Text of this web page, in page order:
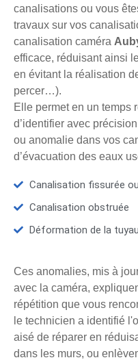
canalisations ou vous
travaux sur vos
canalisation caméra
efficace, réduisant ainsi
en évitant la réalisation
percer…).
Elle permet en un temps
d’identifier avec
ou anomalie dans vos
d’évacuation des eaux
Canalisation fissurée
Canalisation obstruée
Déformation de la
Ces anomalies, mis à
avec la caméra,
répétition que vous
le technicien a identifié
aisé de réparer en
dans les murs, ou